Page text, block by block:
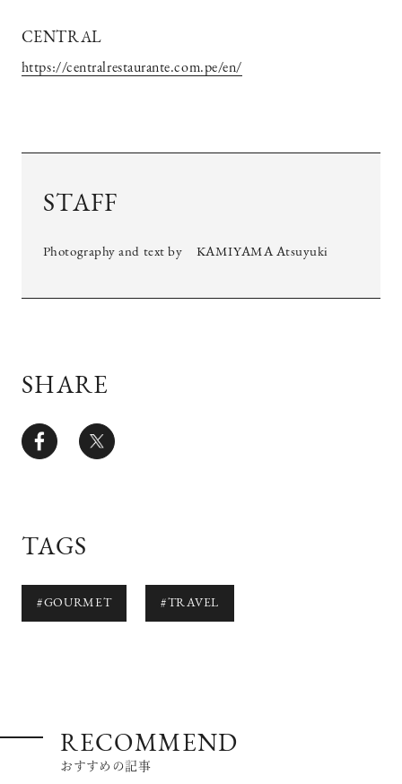
CENTRAL
https://centralrestaurante.com.pe/en/
STAFF
Photography and text by KAMIYAMA Atsuyuki
SHARE
TAGS
#GOURMET #TRAVEL
RECOMMEND
おすすめの記事